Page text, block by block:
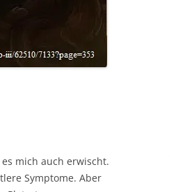
mich auch erwischt.
Symptome. Aber